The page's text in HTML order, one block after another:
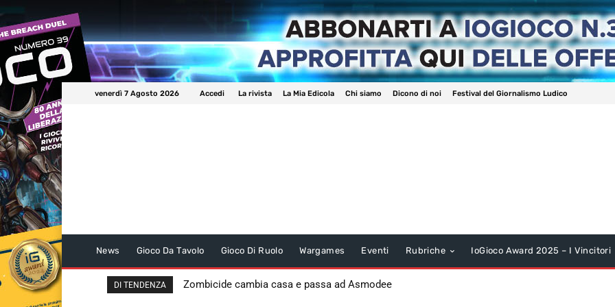
venerdì 7 Agosto 2026 Accedi La rivista La Mia Edicola Chi siamo Dicono di noi Festival del Giornalismo Ludico
News Gioco Da Tavolo Gioco Di Ruolo Wargames Eventi Rubriche IoGioco Award 2025 – I Vincitori
DI TENDENZA Zombicide cambia casa e passa ad Asmodee